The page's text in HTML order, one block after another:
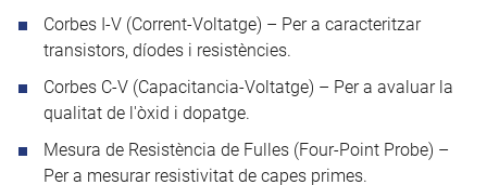
Corbes I-V (Corrent-Voltatge) – Per a caracteritzar
transistors, díodes i resistències.
Corbes C-V (Capacitancia-Voltatge) – Per a avaluar la
qualitat de l'òxid i dopatge.
Mesura de Resistència de Fulles (Four-Point Probe) –
Per a mesurar resistivitat de capes primes.